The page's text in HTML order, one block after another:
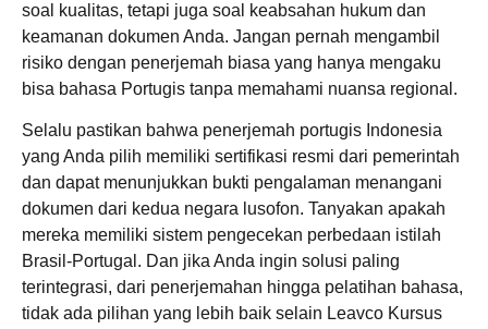
soal kualitas, tetapi juga soal keabsahan hukum dan
keamanan dokumen Anda. Jangan pernah mengambil
risiko dengan penerjemah biasa yang hanya mengaku
bisa bahasa Portugis tanpa memahami nuansa regional.
Selalu pastikan bahwa penerjemah portugis Indonesia
yang Anda pilih memiliki sertifikasi resmi dari pemerintah
dan dapat menunjukkan bukti pengalaman menangani
dokumen dari kedua negara lusofon. Tanyakan apakah
mereka memiliki sistem pengecekan perbedaan istilah
Brasil-Portugal. Dan jika Anda ingin solusi paling
terintegrasi, dari penerjemahan hingga pelatihan bahasa,
tidak ada pilihan yang lebih baik selain Leavco Kursus